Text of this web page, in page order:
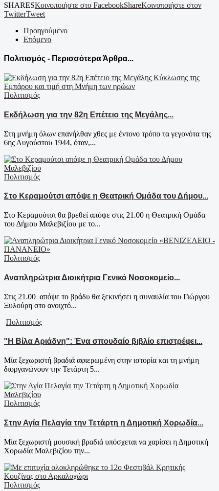
SHARESΚοινοποιήστε στο FacebookShareΚοινοποιήστε στον
TwitterTweet
Προηγούμενο
Επόμενο
Πολιτισμός - Περισσότερα Άρθρα...
Πολιτισμός
Εκδήλωση για την 82η Επέτειο της Μεγάλης...
Στη μνήμη όλων επανήλθαν χθες με έντονο τρόπο τα γεγονότα της
6ης Αυγούστου 1944, όταν,...
Πολιτισμός
Στο Κεραμούτσι απόψε η Θεατρική Ομάδα του Δήμου...
Στο Κεραμούτσι θα βρεθεί απόψε στις 21.00 η Θεατρική Ομάδα
του Δήμου Μαλεβιζίου με το...
Πολιτισμός
Αναπληρώτρια Διοικήτρια Γενικό Νοσοκομείο...
Στις 21.00 απόψε το βράδυ θα ξεκινήσει η συναυλία του Γιώργου
Ξυλούρη στο ανοιχτό...
Πολιτισμός
"Η Βίλα Αριάδνη": Ένα σπουδαίο βιβλίο επιστρέφει...
Μία ξεχωριστή βραδιά αφιερωμένη στην ιστορία και τη μνήμη
διοργανώνουν την Τετάρτη 5...
Πολιτισμός
Στην Αγία Πελαγία την Τετάρτη η Δημοτική Χορωδία...
Μία ξεχωριστή μουσική βραδιά υπόσχεται να χαρίσει η Δημοτική
Χορωδία Μαλεβιζίου την...
Πολιτισμός